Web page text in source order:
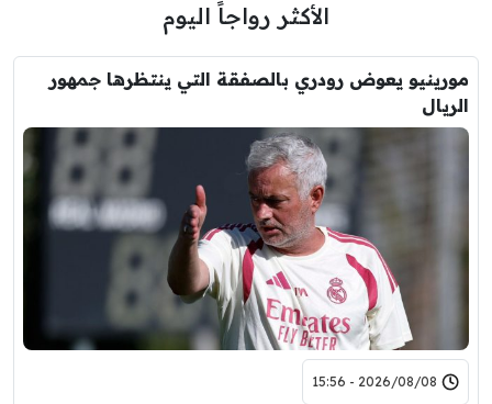
الأكثر رواجاً اليوم
مورينيو يعوض رودري بالصفقة التي ينتظرها جمهور
الريال
2026/08/08 - 15:56